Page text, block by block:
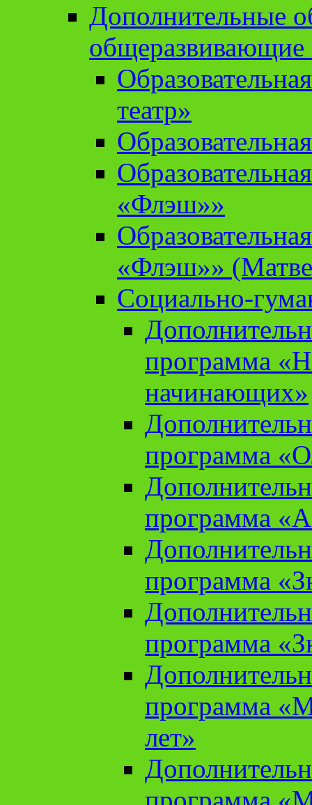
Дополнительные
театр»
«Флэш»»
«Флэш»»
Социально-
программа
начинающих»
программа
программа
программа
программа
программа
лет»